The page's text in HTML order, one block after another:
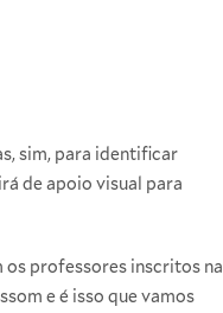
sim, para identificar
de apoio visual para
professores inscritos na
e é isso que vamos